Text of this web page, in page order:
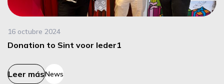
16 octubre 2024
Donation to Sint voor Ieder1
Leer másNews